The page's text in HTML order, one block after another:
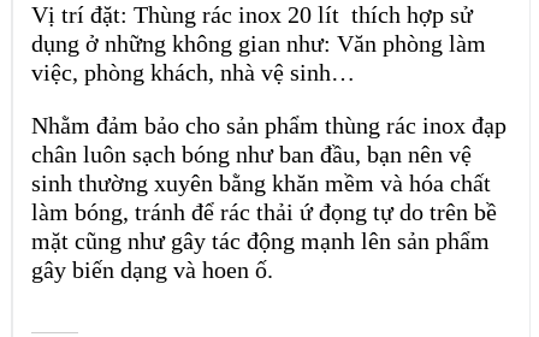
Vị trí đặt: Thùng rác inox 20 lít thích hợp sử
dụng ở những không gian như: Văn phòng làm
việc, phòng khách, nhà vệ sinh…
Nhằm đảm bảo cho sản phẩm thùng rác inox đạp
chân luôn sạch bóng như ban đầu, bạn nên vệ
sinh thường xuyên bằng khăn mềm và hóa chất
làm bóng, tránh để rác thải ứ đọng tự do trên bề
mặt cũng như gây tác động mạnh lên sản phẩm
gây biến dạng và hoen ố.